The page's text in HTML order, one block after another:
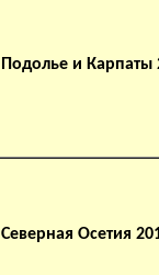
Подолье и Карпаты
Северная Осетия